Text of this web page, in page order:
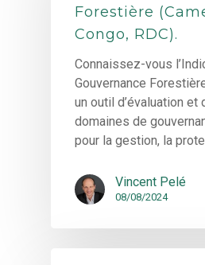
Forestière
Congo, RDC).
Connaissez-vous
Gouvernance
un outil d’évaluation et
domaines de
pour la gestion, la
Vincent Pelé
08/08/2024